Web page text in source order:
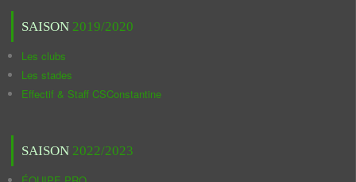
SAISON 2019/2020
Les clubs
Les stades
Effectif & Staff CSConstantine
SAISON 2022/2023